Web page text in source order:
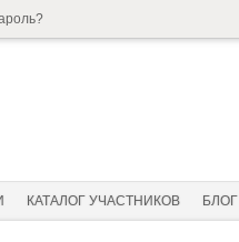
КАТАЛОГ УЧАСТНИКОВ БЛОГ